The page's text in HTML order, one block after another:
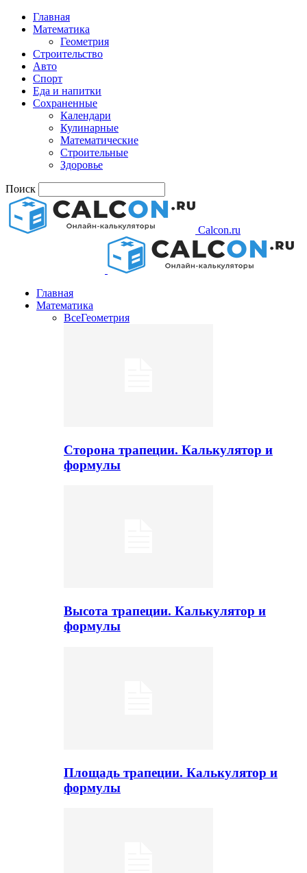
Главная
Математика
Геометрия
Строительство
Авто
Спорт
Еда и напитки
Сохраненные
Календари
Кулинарные
Математические
Строительные
Здоровье
Поиск
Calcon.ru
Главная
Математика
ВсеГеометрия
Сторона трапеции. Калькулятор и
формулы
Высота трапеции. Калькулятор и
формулы
Площадь трапеции. Калькулятор и
формулы